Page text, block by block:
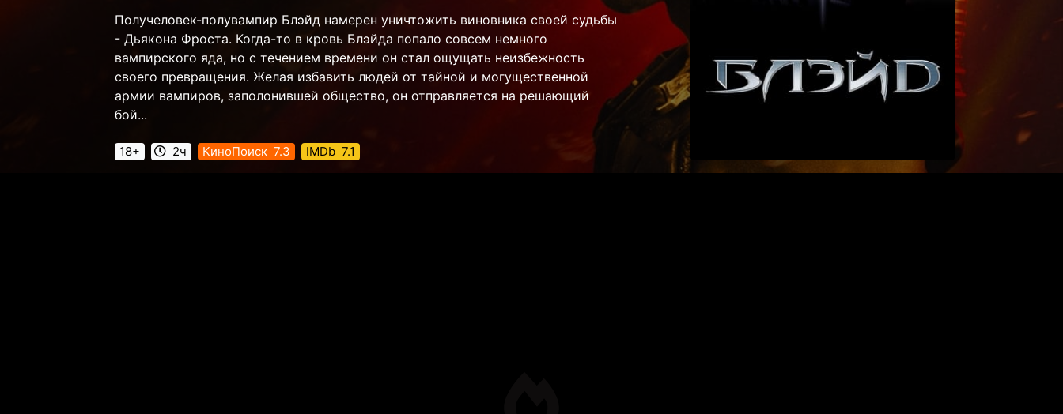
Получеловек-полувампир Блэйд намерен уничтожить виновника своей судьбы
- Дьякона Фроста. Когда-то в кровь Блэйда попало совсем немного
вампирского яда, но с течением времени он стал ощущать неизбежность
своего превращения. Желая избавить людей от тайной и могущественной
армии вампиров, заполонившей общество, он отправляется на решающий
бой...
18+ 2ч КиноПоиск 7.3 IMDb 7.1